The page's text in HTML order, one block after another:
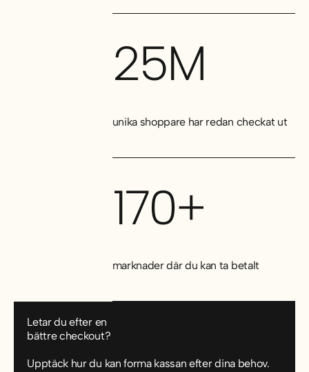
25M
unika shoppare har redan checkat ut
170+
marknader där du kan ta betalt
Letar du efter en
bättre checkout?
Upptäck hur du kan forma kassan efter dina behov.